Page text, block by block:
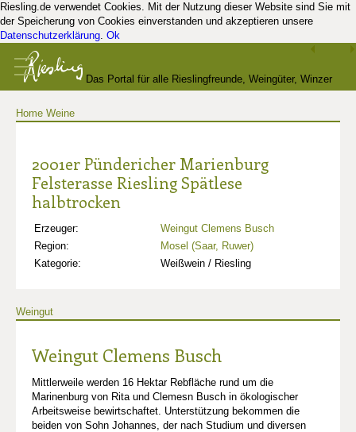
Riesling.de verwendet Cookies. Mit der Nutzung dieser Website sind Sie mit
der Speicherung von Cookies einverstanden und akzeptieren unsere
Datenschutzerklärung. Ok
Das Portal für alle Rieslingfreunde, Weingüter, Winzer
Home Weine
2001er Pündericher Marienburg
Felsterasse Riesling Spätlese
halbtrocken
Erzeuger:
Weingut Clemens Busch
Region:
Mosel (Saar, Ruwer)
Kategorie:
Weißwein / Riesling
Weingut
Weingut Clemens Busch
Mittlerweile werden 16 Hektar Rebfläche rund um die
Marinenburg von Rita und Clemesn Busch in ökologischer
Arbeitsweise bewirtschaftet. Unterstützung bekommen die
beiden von Sohn Johannes, der nach Studium und diversen